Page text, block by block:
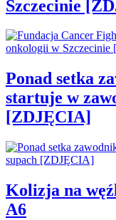
Szczecinie
Ponad setka
startuje w
[ZDJĘCIA]
Kolizja na
A6